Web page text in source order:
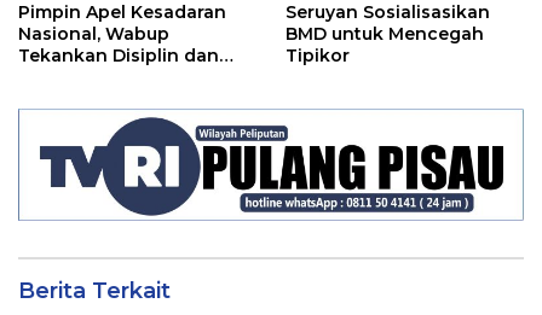
Pimpin Apel Kesadaran
Nasional, Wabup
Tekankan Disiplin dan
Seruyan Sosialisasikan
BMD untuk Mencegah
Tipikor
Berita Terkait